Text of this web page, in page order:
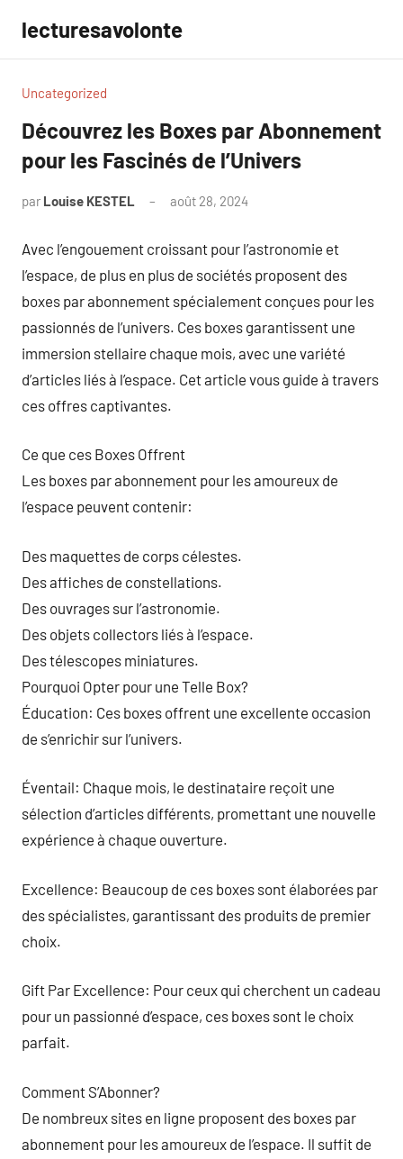
contenu
lecturesavolonte
Uncategorized
Découvrez les Boxes par Abonnement
pour les Fascinés de l’Univers
par Louise KESTEL août 28, 2024
Avec l’engouement croissant pour l’astronomie et
l’espace, de plus en plus de sociétés proposent des
boxes par abonnement spécialement conçues pour les
passionnés de l’univers. Ces boxes garantissent une
immersion stellaire chaque mois, avec une variété
d’articles liés à l’espace. Cet article vous guide à travers
ces offres captivantes.
Ce que ces Boxes Offrent
Les boxes par abonnement pour les amoureux de
l’espace peuvent contenir:
Des maquettes de corps célestes.
Des affiches de constellations.
Des ouvrages sur l’astronomie.
Des objets collectors liés à l’espace.
Des télescopes miniatures.
Pourquoi Opter pour une Telle Box?
Éducation: Ces boxes offrent une excellente occasion
de s’enrichir sur l’univers.
Éventail: Chaque mois, le destinataire reçoit une
sélection d’articles différents, promettant une nouvelle
expérience à chaque ouverture.
Excellence: Beaucoup de ces boxes sont élaborées par
des spécialistes, garantissant des produits de premier
choix.
Gift Par Excellence: Pour ceux qui cherchent un cadeau
pour un passionné d’espace, ces boxes sont le choix
parfait.
Comment S’Abonner?
De nombreux sites en ligne proposent des boxes par
abonnement pour les amoureux de l’espace. Il suffit de